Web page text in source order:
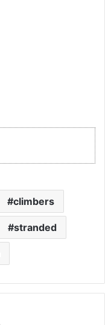
climbers
stranded